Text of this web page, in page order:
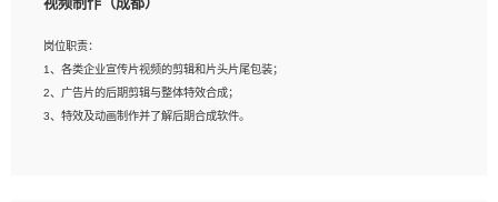
上；
3、想象力丰富, 有一定的艺术审美深度；
4、有良好的场景特效搭建功底；
5、熟悉 3Ds Max 或者 Maya；
6、有良好的沟通能力和团队合作意识；
岗位职责：
1、各类企业宣传片视频的剪辑和片头片尾包装；
2、广告片的后期剪辑与整体特效合成；
3、特效及动画制作并了解后期合成软件。